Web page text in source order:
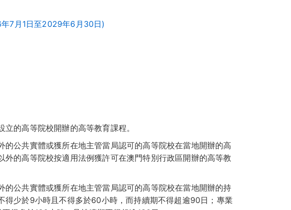
7月1日至2029年6月30日)
的高等院校開辦的高等教育課程。
公共實體或獲所在地主管當局認可的高等院校在當地開辦的高
的高等院校按適用法例獲許可在澳門特別行政區開辦的高等教
公共實體或獲所在地主管當局認可的高等院校在當地開辦的持
得少於9小時且不得多於60小時，而持續期不得超逾90日；專業